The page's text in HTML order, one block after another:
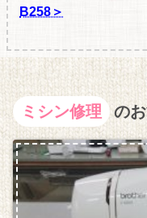
B258＞
ミシン修理 の